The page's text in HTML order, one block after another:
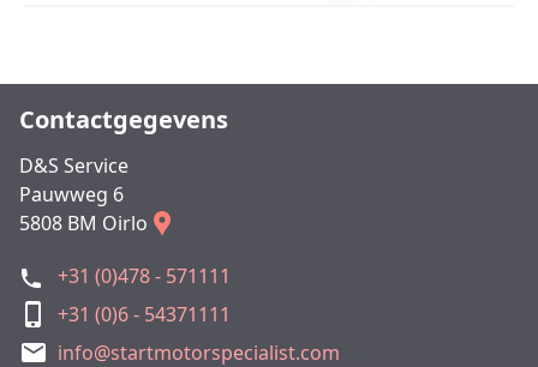
Contactgegevens
D&S Service
Pauwweg 6
5808 BM Oirlo
+31 (0)478 - 571111
+31 (0)6 - 54371111
info@startmotorspecialist.com